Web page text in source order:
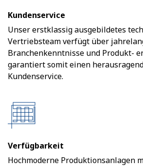
Kundenservice
Unser erstklassig ausgebildetes
Vertriebsteam verfügt über
Branchenkenntnisse und Produkt-
garantiert somit einen
Kundenservice.
Verfügbarkeit
Hochmoderne Produktionsanlagen